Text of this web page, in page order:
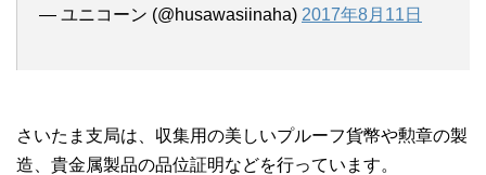
— ユニコーン (@husawasiinaha) 2017年8月11日
さいたま支局は、収集用の美しいプルーフ貨幣や勲章の製
造、貴金属製品の品位証明などを行っています。